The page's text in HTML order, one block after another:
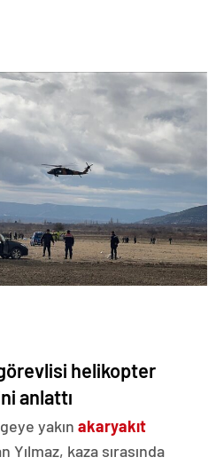
helikopter
anlattı
yakın akaryakıt
kaza sırasında